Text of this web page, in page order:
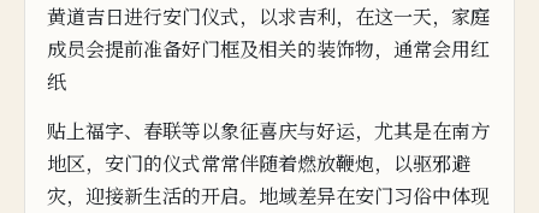
黄道吉日进行安门仪式，以求吉利，在这一天，家庭
成员会提前准备好门框及相关的装饰物，通常会用红
纸
贴上福字、春联等以象征喜庆与好运，尤其是在南方
地区， 安门的仪式常常伴随着燃放鞭炮， 以驱邪避
灾，迎接新生活的开启。地域差异在安门习俗中体现